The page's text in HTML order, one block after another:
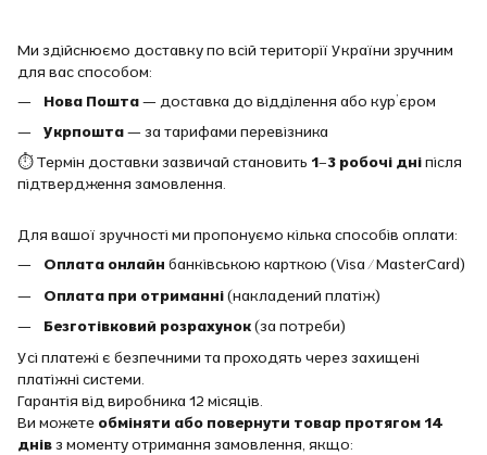
Ми здійснюємо доставку по всій території України зручним
для вас способом:
Нова Пошта— доставка до відділення або кур’єром
Укрпошта— за тарифами перевізника
⏱ Термін доставки зазвичай становить 1–3 робочі дніпісля
підтвердження замовлення.
Для вашої зручності ми пропонуємо кілька способів оплати:
Оплата онлайн банківською карткою (Visa / MasterCard)
Оплата при отриманні(накладений платіж)
Безготівковий розрахунок(за потреби)
Усі платежі є безпечними та проходять через захищені
платіжні системи.
Гарантія від виробника 12 місяців.
Ви можете обміняти або повернути товар протягом 14
днівз моменту отримання замовлення, якщо: